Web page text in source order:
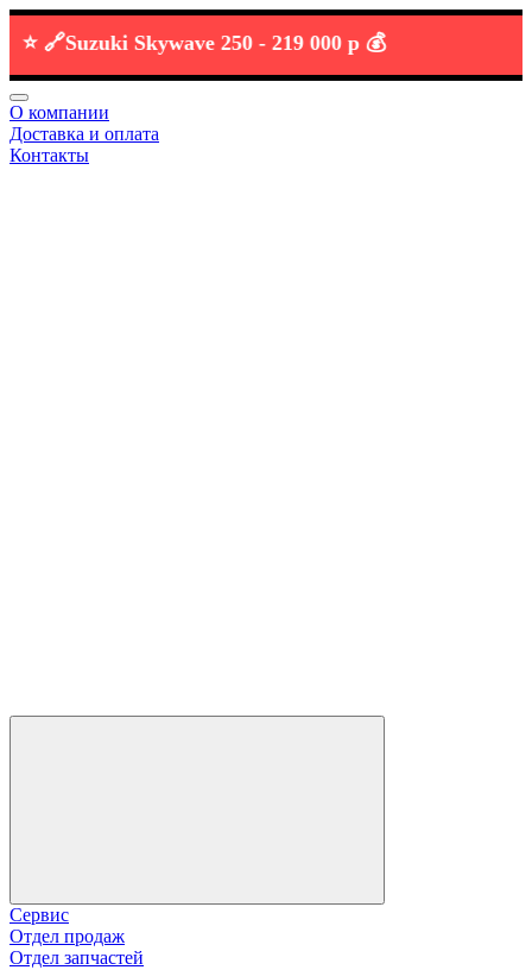
Suzuki Skywave 250 -219 000 р 💰
О компании
Доставка и оплата
Контакты
Сервис
Отдел продаж
Отдел запчастей